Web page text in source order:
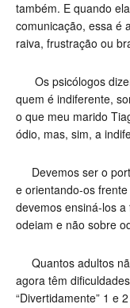
também. E quando
comunicação, essa é
raiva, frustração ou
Os psicólogos
quem é indiferente,
o que meu marido
ódio, mas, sim, a
Devemos ser o
e orientando-os
devemos ensiná-los
odeiam e não sobre
Quantos adultos
agora têm
“Divertidamente” 1 e